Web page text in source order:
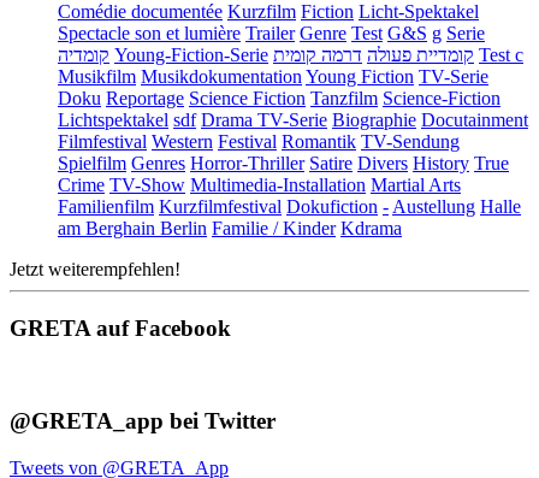
Comédie documentée Kurzfilm Fiction Licht-Spektakel
Spectacle son et lumière Trailer Genre Test G&S g Serie
קומדיה Young-Fiction-Serie קומדיית פעולה דרמה קומית
Test c
Musikfilm Musikdokumentation Young Fiction TV-Serie
Doku Reportage Science Fiction Tanzfilm Science-Fiction
Lichtspektakel sdf Drama TV-Serie Biographie Docutainment
Filmfestival Western Festival Romantik TV-Sendung
Spielfilm Genres Horror-Thriller Satire Divers History True
Crime TV-Show Multimedia-Installation Martial Arts
Familienfilm Kurzfilmfestival Dokufiction - Austellung Halle
am Berghain Berlin Familie / Kinder Kdrama
Jetzt weiterempfehlen!
GRETA auf Facebook
@GRETA_app bei Twitter
Tweets von @GRETA_App